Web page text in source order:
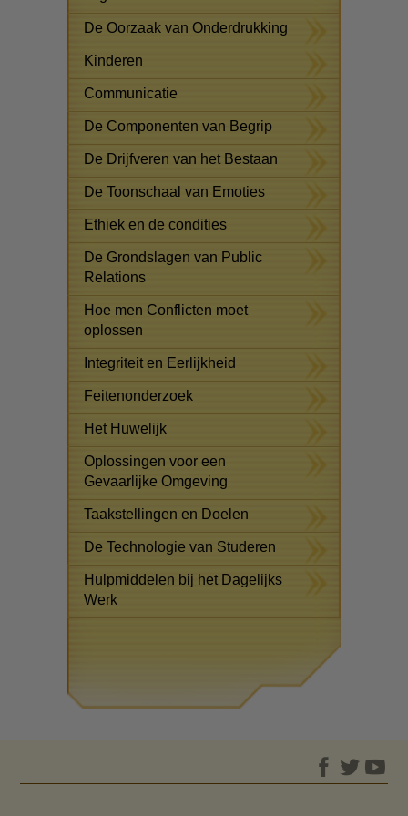
De Oorzaak van Onderdrukking
Kinderen
Communicatie
De Componenten van Begrip
De Drijfveren van het Bestaan
De Toonschaal van Emoties
Ethiek en de condities
De Grondslagen van Public
Relations
Hoe men Conflicten moet
oplossen
Integriteit en Eerlijkheid
Feitenonderzoek
Het Huwelijk
Oplossingen voor een
Gevaarlijke Omgeving
Taakstellingen en Doelen
De Technologie van Studeren
Hulpmiddelen bij het Dagelijks
Werk